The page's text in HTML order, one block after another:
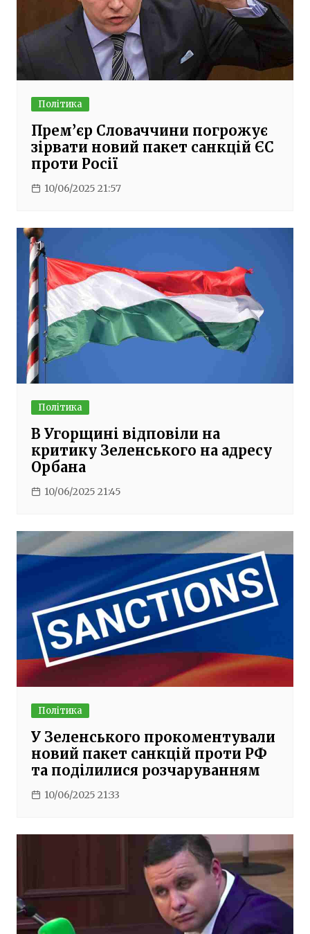
Політика
Прем’єр Словаччини погрожує
зірвати новий пакет санкцій ЄС
проти Росії
10/06/2025 21:57
Політика
В Угорщині відповіли на
критику Зеленського на адресу
Орбана
10/06/2025 21:45
Політика
У Зеленського прокоментували
новий пакет санкцій проти РФ
та поділилися розчаруванням
10/06/2025 21:33